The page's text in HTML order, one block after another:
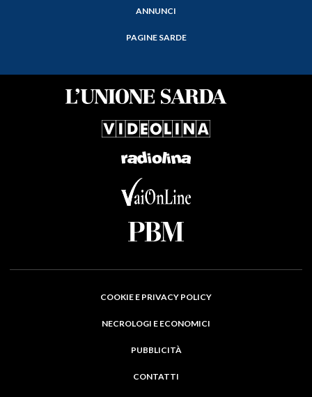
ANNUNCI
PAGINE SARDE
COOKIE E PRIVACY POLICY
NECROLOGI E ECONOMICI
PUBBLICITÀ
CONTATTI